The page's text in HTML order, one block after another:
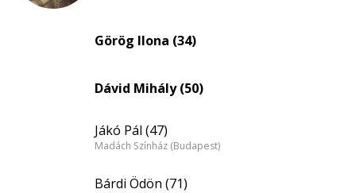
Görög Ilona (34)
Dávid Mihály (50)
Jákó Pál (47)
Madách Színház (Budapest)
Bárdi Ödön (71)